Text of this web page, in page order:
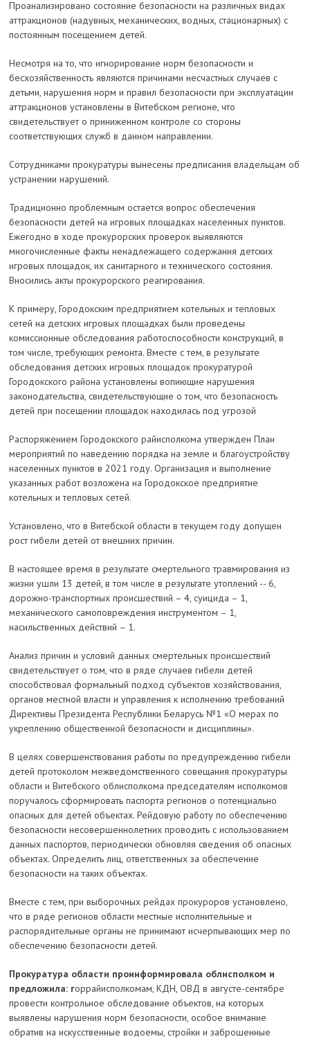
Проанализировано состояние безопасности на различных видах
аттракционов (надувных, механических, водных, стационарных) с
постоянным посещением детей.
Несмотря на то, что игнорирование норм безопасности и
бесхозяйственность являются причинами несчастных случаев с
детьми, нарушения норм и правил безопасности при эксплуатации
аттракционов установлены в Витебском регионе, что
свидетельствует о приниженном контроле со стороны
соответствующих служб в данном направлении.
Сотрудниками прокуратуры вынесены предписания владельцам об
устранении нарушений.
Традиционно проблемным остается вопрос обеспечения
безопасности детей на игровых площадках населенных пунктов.
Ежегодно в ходе прокурорских проверок выявляются
многочисленные факты ненадлежащего содержания детских
игровых площадок, их санитарного и технического состояния.
Вносились акты прокурорского реагирования.
К примеру, Городокским предприятием котельных и тепловых
сетей на детских игровых площадках были проведены
комиссионные обследования работоспособности конструкций, в
том числе, требующих ремонта. Вместе с тем, в результате
обследования детских игровых площадок прокуратурой
Городокского района установлены вопиющие нарушения
законодательства, свидетельствующие о том, что безопасность
детей при посещении площадок находилась под угрозой
Распоряжением Городокского райисполкома утвержден План
мероприятий по наведению порядка на земле и благоустройству
населенных пунктов в 2021 году. Организация и выполнение
указанных работ возложена на Городокское предприятие
котельных и тепловых сетей.
Установлено, что в Витебской области в текущем году допущен
рост гибели детей от внешних причин.
В настоящее время в результате смертельного травмирования из
жизни ушли 13 детей, в том числе в результате утоплений -- 6,
дорожно-транспортных происшествий – 4, суицида – 1,
механического самоповреждения инструментом – 1,
насильственных действий – 1.
Анализ причин и условий данных смертельных происшествий
свидетельствует о том, что в ряде случаев гибели детей
способствовал формальный подход субъектов хозяйствования,
органов местной власти и управления к исполнению требований
Директивы Президента Республики Беларусь №1 «О мерах по
укреплению общественной безопасности и дисциплины».
В целях совершенствования работы по предупреждению гибели
детей протоколом межведомственного совещания прокуратуры
области и Витебского облисполкома председателям исполкомов
поручалось сформировать паспорта регионов о потенциально
опасных для детей объектах. Рейдовую работу по обеспечению
безопасности несовершеннолетних проводить с использованием
данных паспортов, периодически обновляя сведения об опасных
объектах. Определить лиц, ответственных за обеспечение
безопасности на таких объектах.
Вместе с тем, при выборочных рейдах прокуроров установлено,
что в ряде регионов области местные исполнительные и
распорядительные органы не принимают исчерпывающих мер по
обеспечению безопасности детей.
Прокуратура области проинформировала облисполком и
предложила: горрайисполкомам, КДН, ОВД в августе-сентябре
провести контрольное обследование объектов, на которых
выявлены нарушения норм безопасности, особое внимание
обратив на искусственные водоемы, стройки и заброшенные